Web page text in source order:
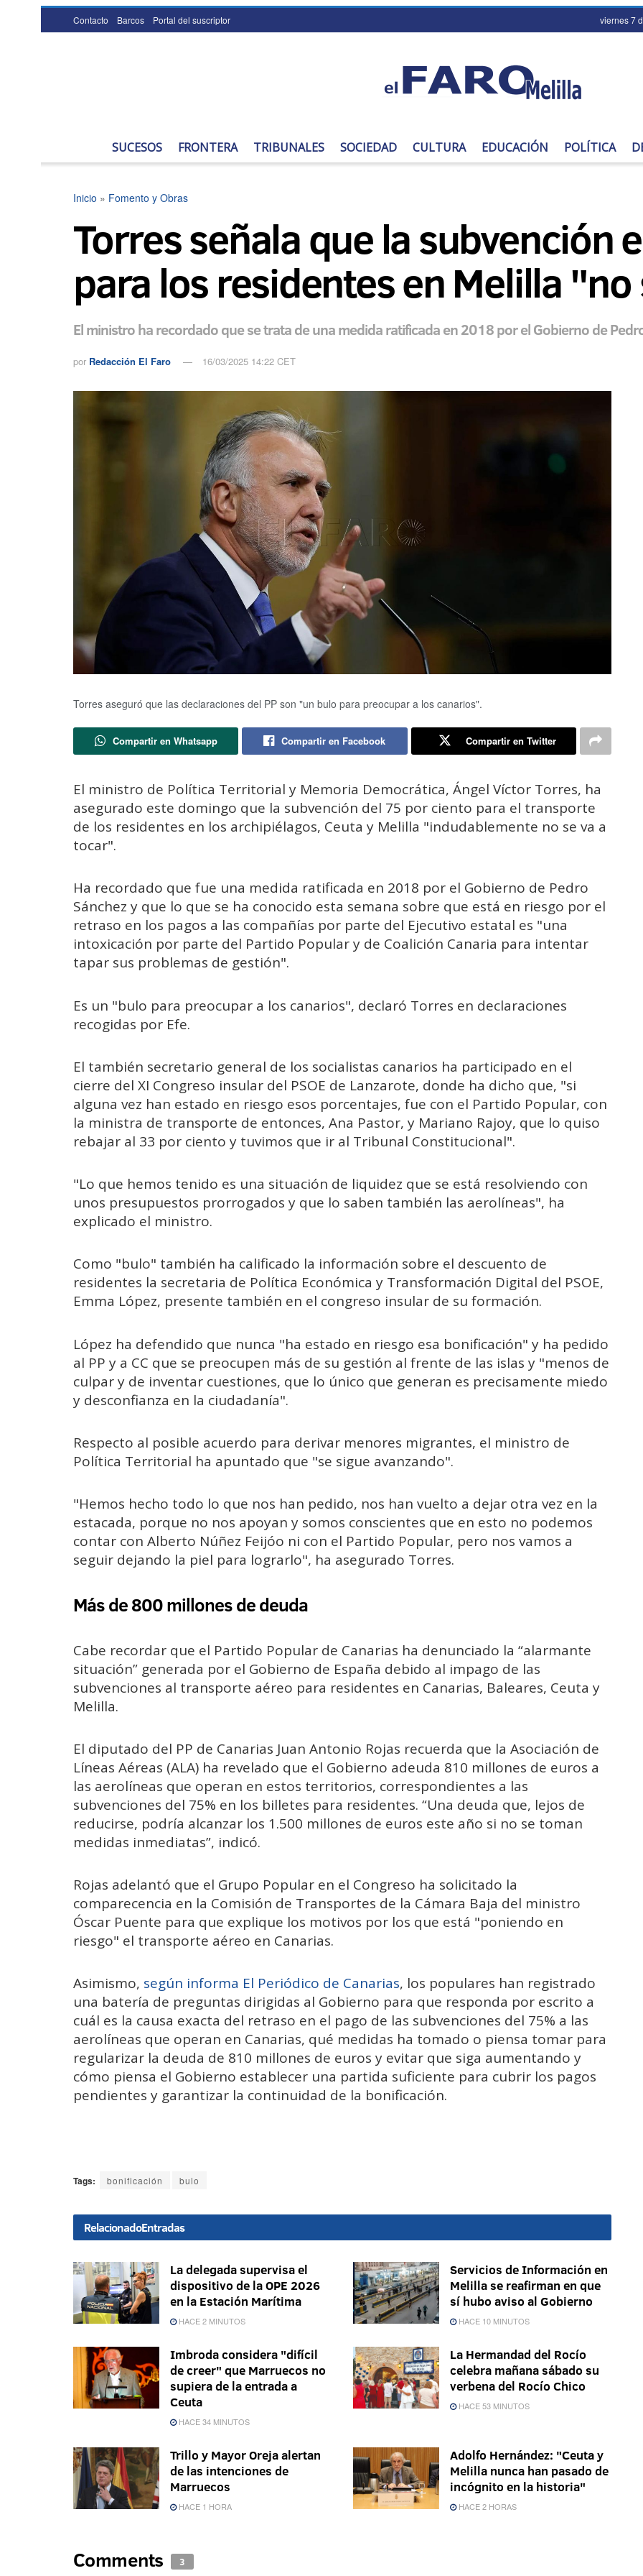
Contacto Barcos Portal del suscriptor viernes 7
SUCESOS FRONTERA TRIBUNALES SOCIEDAD CULTURA EDUCACIÓN POLÍTICA
Inicio » Fomento y Obras
Torres señala que la subvención
para los residentes en Melilla
El ministro ha recordado que se trata de una medida ratificada en 2018 por el Gobierno de
por Redacción El Faro 16/03/2025 14:22 CET
Torres aseguró que las declaraciones del PP son "un bulo para preocupar a los canarios".
Compartir en Whatsapp Compartir en Facebook Compartir en Twitter
El ministro de Política Territorial y Memoria Democrática, Ángel Víctor Torres, ha
asegurado este domingo que la subvención del 75 por ciento para el transporte
de los residentes en los archipiélagos, Ceuta y Melilla "indudablemente no se va a
tocar".
Ha recordado que fue una medida ratificada en 2018 por el Gobierno de Pedro
Sánchez y que lo que se ha conocido esta semana sobre que está en riesgo por el
retraso en los pagos a las compañías por parte del Ejecutivo estatal es "una
intoxicación por parte del Partido Popular y de Coalición Canaria para intentar
tapar sus problemas de gestión".
Es un "bulo para preocupar a los canarios", declaró Torres en declaraciones
recogidas por Efe.
El también secretario general de los socialistas canarios ha participado en el
cierre del XI Congreso insular del PSOE de Lanzarote, donde ha dicho que, "si
alguna vez han estado en riesgo esos porcentajes, fue con el Partido Popular, con
la ministra de transporte de entonces, Ana Pastor, y Mariano Rajoy, que lo quiso
rebajar al 33 por ciento y tuvimos que ir al Tribunal Constitucional".
"Lo que hemos tenido es una situación de liquidez que se está resolviendo con
unos presupuestos prorrogados y que lo saben también las aerolíneas", ha
explicado el ministro.
Como "bulo" también ha calificado la información sobre el descuento de
residentes la secretaria de Política Económica y Transformación Digital del PSOE,
Emma López, presente también en el congreso insular de su formación.
López ha defendido que nunca "ha estado en riesgo esa bonificación" y ha pedido
al PP y a CC que se preocupen más de su gestión al frente de las islas y "menos de
culpar y de inventar cuestiones, que lo único que generan es precisamente miedo
y desconfianza en la ciudadanía".
Respecto al posible acuerdo para derivar menores migrantes, el ministro de
Política Territorial ha apuntado que "se sigue avanzando".
"Hemos hecho todo lo que nos han pedido, nos han vuelto a dejar otra vez en la
estacada, porque no nos apoyan y somos conscientes que en esto no podemos
contar con Alberto Núñez Feijóo ni con el Partido Popular, pero nos vamos a
seguir dejando la piel para lograrlo", ha asegurado Torres.
Más de 800 millones de deuda
Cabe recordar que el Partido Popular de Canarias ha denunciado la “alarmante
situación” generada por el Gobierno de España debido al impago de las
subvenciones al transporte aéreo para residentes en Canarias, Baleares, Ceuta y
Melilla.
El diputado del PP de Canarias Juan Antonio Rojas recuerda que la Asociación de
Líneas Aéreas (ALA) ha revelado que el Gobierno adeuda 810 millones de euros a
las aerolíneas que operan en estos territorios, correspondientes a las
subvenciones del 75% en los billetes para residentes. “Una deuda que, lejos de
reducirse, podría alcanzar los 1.500 millones de euros este año si no se toman
medidas inmediatas”, indicó.
Rojas adelantó que el Grupo Popular en el Congreso ha solicitado la
comparecencia en la Comisión de Transportes de la Cámara Baja del ministro
Óscar Puente para que explique los motivos por los que está "poniendo en
riesgo" el transporte aéreo en Canarias.
Asimismo, según informa El Periódico de Canarias, los populares han registrado
una batería de preguntas dirigidas al Gobierno para que responda por escrito a
cuál es la causa exacta del retraso en el pago de las subvenciones del 75% a las
aerolíneas que operan en Canarias, qué medidas ha tomado o piensa tomar para
regularizar la deuda de 810 millones de euros y evitar que siga aumentando y
cómo piensa el Gobierno establecer una partida suficiente para cubrir los pagos
pendientes y garantizar la continuidad de la bonificación.
Tags: bonificación bulo
RelacionadoEntradas
La delegada supervisa el
dispositivo de la OPE 2026
en la Estación Marítima
HACE 2 MINUTOS
Servicios de Información en
Melilla se reafirman en que
sí hubo aviso al Gobierno
HACE 10 MINUTOS
Imbroda considera "difícil
de creer" que Marruecos no
supiera de la entrada a
Ceuta
HACE 34 MINUTOS
La Hermandad del Rocío
celebra mañana sábado su
verbena del Rocío Chico
HACE 53 MINUTOS
Trillo y Mayor Oreja alertan
de las intenciones de
Marruecos
HACE 1 HORA
Adolfo Hernández: "Ceuta y
Melilla nunca han pasado de
incógnito en la historia"
HACE 2 HORAS
Comments 3